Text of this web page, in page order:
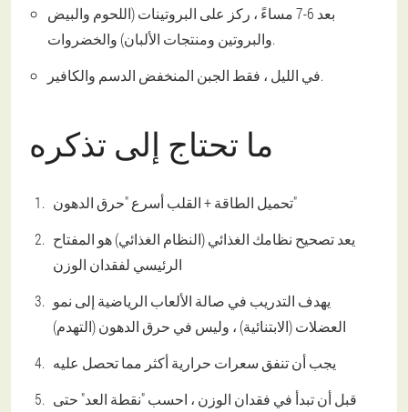
بعد 6-7 مساءً ، ركز على البروتينات (اللحوم والبيض
والبروتين ومنتجات الألبان) والخضروات.
في الليل ، فقط الجبن المنخفض الدسم والكافير.
ما تحتاج إلى تذكره
تحميل الطاقة + القلب أسرع "حرق الدهون"
يعد تصحيح نظامك الغذائي (النظام الغذائي) هو المفتاح
الرئيسي لفقدان الوزن
يهدف التدريب في صالة الألعاب الرياضية إلى نمو
العضلات (الابتنائية) ، وليس في حرق الدهون (التهدم)
يجب أن تنفق سعرات حرارية أكثر مما تحصل عليه
قبل أن تبدأ في فقدان الوزن ، احسب "نقطة العد" حتى